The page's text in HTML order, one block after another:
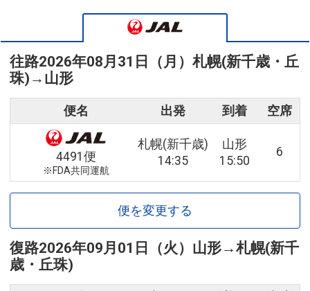
往路2026年08月31日（月） 札幌(新千歳・丘
珠) → 山形
便名 出発 到着 空席
4491便
※FDA共同運航
札幌(新千歳)
14:35
山形
15:50
6
便を変更する
復路2026年09月01日（火） 山形→札幌(新千
歳・丘珠)